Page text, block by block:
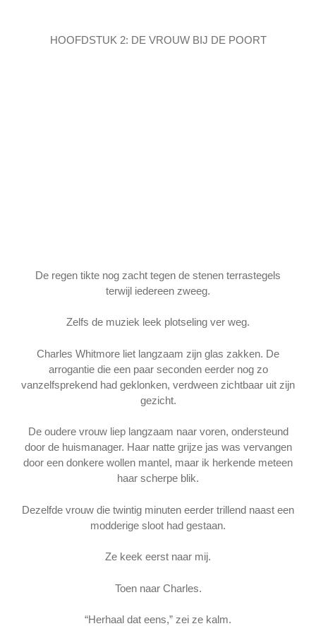
HOOFDSTUK 2: DE VROUW BIJ DE POORT
De regen tikte nog zacht tegen de stenen terrastegels
terwijl iedereen zweeg.
Zelfs de muziek leek plotseling ver weg.
Charles Whitmore liet langzaam zijn glas zakken. De
arrogantie die een paar seconden eerder nog zo
vanzelfsprekend had geklonken, verdween zichtbaar uit zijn
gezicht.
De oudere vrouw liep langzaam naar voren, ondersteund
door de huismanager. Haar natte grijze jas was vervangen
door een donkere wollen mantel, maar ik herkende meteen
haar scherpe blik.
Dezelfde vrouw die twintig minuten eerder trillend naast een
modderige sloot had gestaan.
Ze keek eerst naar mij.
Toen naar Charles.
“Herhaal dat eens,” zei ze kalm.